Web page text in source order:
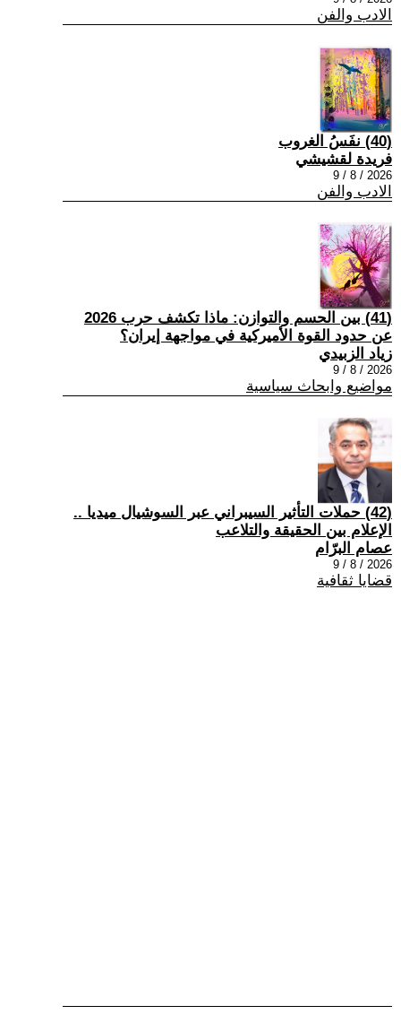
الادب والفن
(40) نفَسُ الغروب
فريدة لقشيشي
2026 / 8 / 9
الادب والفن
(41) بين الحسم والتوازن: ماذا تكشف حرب 2026
عن حدود القوة الأميركية في مواجهة إيران؟
زياد الزبيدي
2026 / 8 / 9
مواضيع وابحاث سياسية
(42) حملات التأثير السيبراني عبر السوشيال ميديا ..
الإعلام بين الحقيقة والتلاعب
عصام البرّام
2026 / 8 / 9
قضايا ثقافية